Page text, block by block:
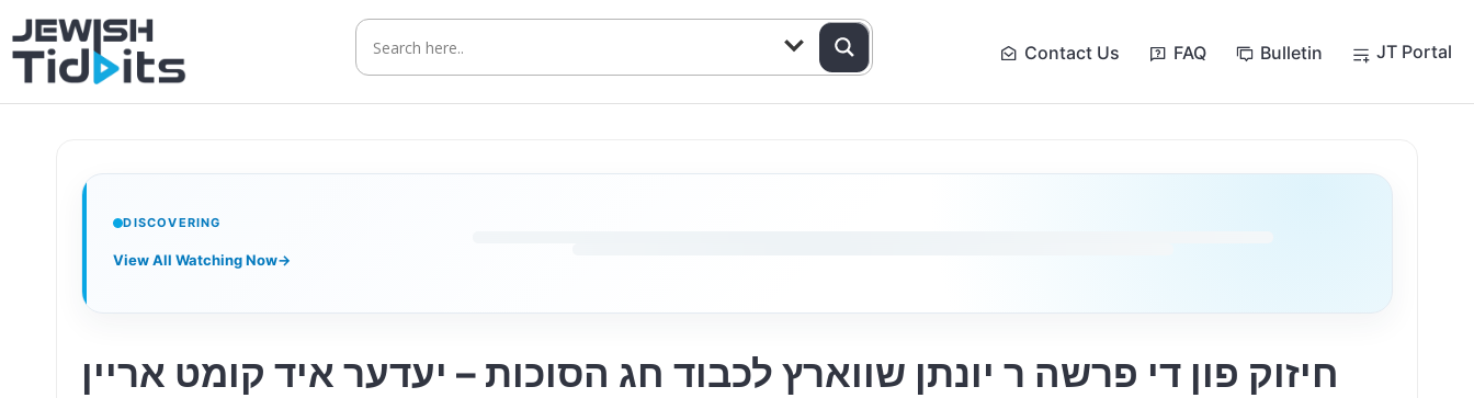
Skip
to
content
Contact Us FAQ Bulletin JT Portal
DISCOVERING
View All Watching Now→
חיזוק פון די פרשה ר יונתן שווארץ לכבוד חג הסוכות – יעדער איד קומט אריין